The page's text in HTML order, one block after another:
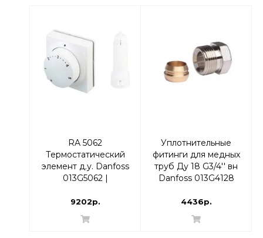
RA 5062
Термостатический
элемент д.у. Danfoss
013G5062 |
9202р.
Уплотнительные
фитинги для медных
труб Ду 18 G3/4'' вн
Danfoss 013G4128
4436р.